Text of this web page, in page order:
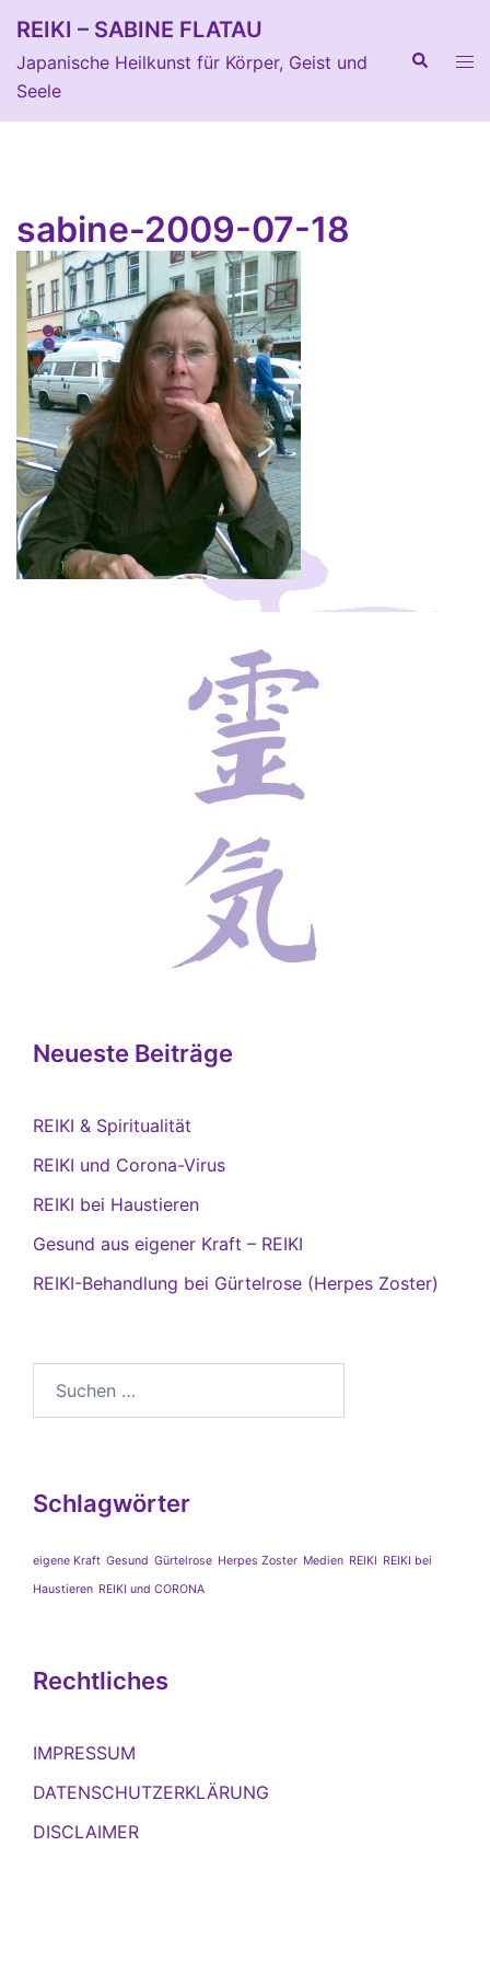
Inhalt
springen
REIKI – SABINE FLATAU
Japanische Heilkunst für Körper, Geist und
Seele
Suche
sabine-2009-07-18
Neueste Beiträge
REIKI & Spiritualität
REIKI und Corona-Virus
REIKI bei Haustieren
Gesund aus eigener Kraft – REIKI
REIKI-Behandlung bei Gürtelrose (Herpes Zoster)
Schlagwörter
eigene Kraft Gesund Gürtelrose Herpes Zoster Medien REIKI REIKI bei
Haustieren REIKI und CORONA
Rechtliches
IMPRESSUM
DATENSCHUTZERKLÄRUNG
DISCLAIMER